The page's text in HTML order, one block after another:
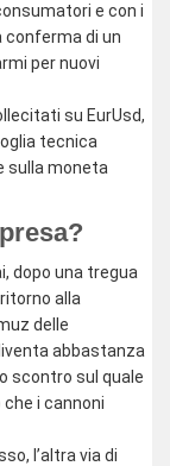
e con i
conferma di un
per nuovi
su EurUsd,
tecnica
sulla moneta
dopo una tregua
alla
delle
abbastanza
scontro sul quale
i cannoni
l’altra via di